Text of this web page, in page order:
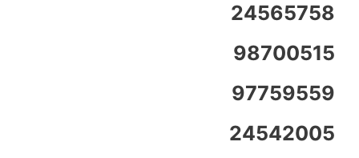
24565758
98700515
97759559
24542005